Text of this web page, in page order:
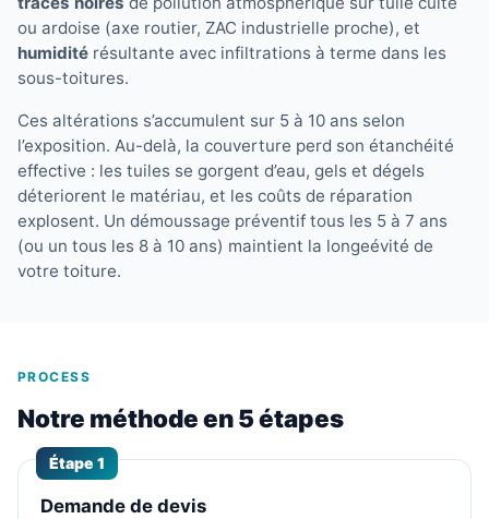
ou ardoise (axe routier, ZAC industrielle proche), et
humidité résultante avec infiltrations à terme dans les
sous-toitures.
Ces altérations s’accumulent sur 5 à 10 ans selon
l’exposition. Au-delà, la couverture perd son étanchéité
effective : les tuiles se gorgent d’eau, gels et dégels
déteriorent le matériau, et les coûts de réparation
explosent. Un démoussage préventif tous les 5 à 7 ans
(ou un tous les 8 à 10 ans) maintient la longeévité de
votre toiture.
PROCESS
Notre méthode en 5 étapes
Étape 1
Demande de devis